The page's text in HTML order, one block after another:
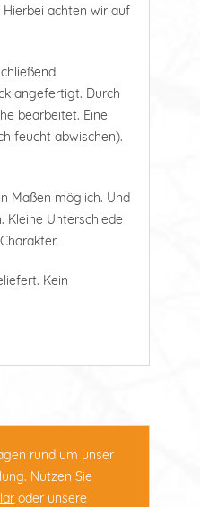
achten wir auf
angefertigt. Durch
bearbeitet. Eine
feucht abwischen).
Maßen möglich. Und
Kleine Unterschiede
Kein
rund um unser
Nutzen Sie
oder unsere